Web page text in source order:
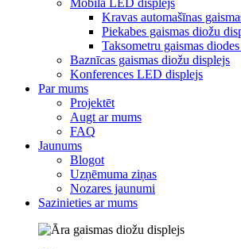
Mobilā LED displejs
Kravas automašīnas
Piekabes gaismas diožu
Taksometru gaismas
Baznīcas gaismas diožu displejs
Konferences LED displejs
Par mums
Projektēt
Augt ar mums
FAQ
Jaunums
Blogot
Uzņēmuma ziņas
Nozares jaunumi
Sazinieties ar mums